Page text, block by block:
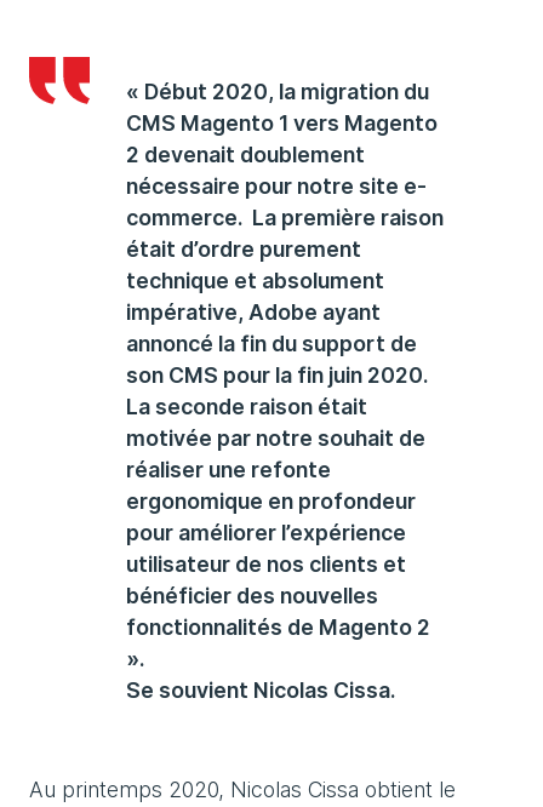
« Début 2020, la migration du
CMS Magento 1 vers Magento
2 devenait doublement
nécessaire pour notre site e-
commerce. La première raison
était d’ordre purement
technique et absolument
impérative, Adobe ayant
annoncé la fin du support de
son CMS pour la fin juin 2020.
La seconde raison était
motivée par notre souhait de
réaliser une refonte
ergonomique en profondeur
pour améliorer l’expérience
utilisateur de nos clients et
bénéficier des nouvelles
fonctionnalités de Magento 2
».
Se souvient Nicolas Cissa.
Au printemps 2020, Nicolas Cissa obtient le